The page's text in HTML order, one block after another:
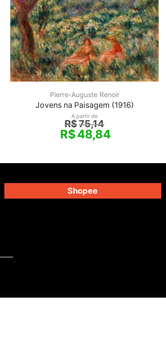
Pierre-Auguste Renoir
Jovens na Paisagem (1916)
A partir de
R$75,14
R$48,84
Shopee